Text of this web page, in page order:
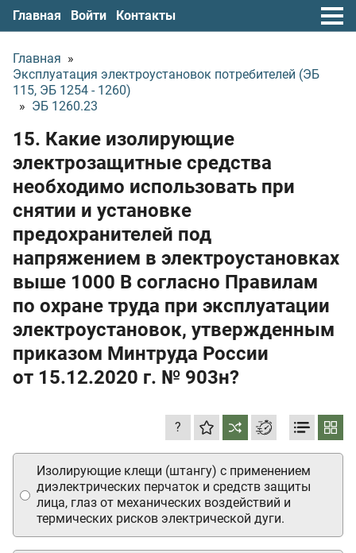
Главная Войти Контакты
Главная »
Эксплуатация электроустановок потребителей (ЭБ
115, ЭБ 1254 - 1260)
» ЭБ 1260.23
15. Какие изолирующие
электрозащитные средства
необходимо использовать при
снятии и установке
предохранителей под
напряжением в электроустановках
выше 1000 В согласно Правилам
по охране труда при эксплуатации
электроустановок, утвержденным
приказом Минтруда России
от 15.12.2020 г. № 903н?
?
Изолирующие клещи (штангу) с применением
диэлектрических перчаток и средств защиты
лица, глаз от механических воздействий и
термических рисков электрической дуги.